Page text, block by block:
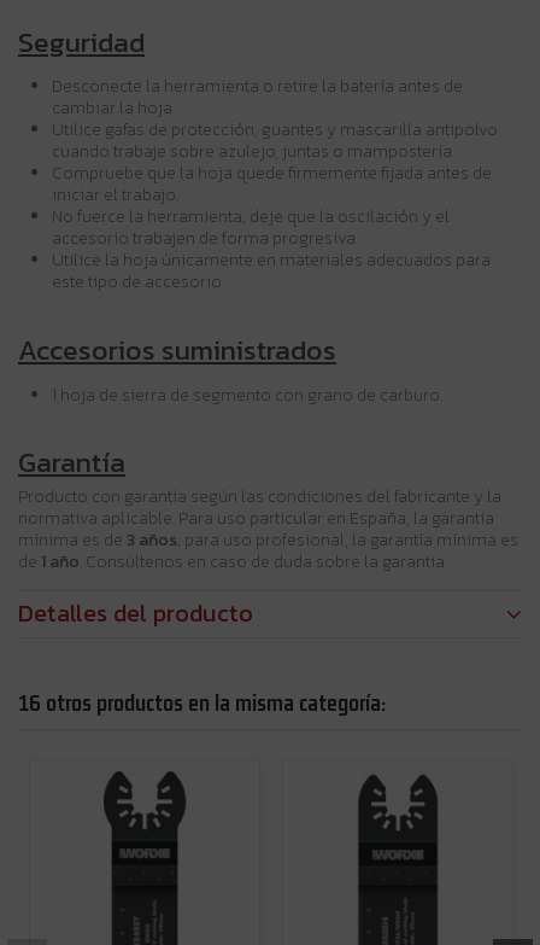
Seguridad
Desconecte la herramienta o retire la batería antes de
cambiar la hoja.
Utilice gafas de protección, guantes y mascarilla antipolvo
cuando trabaje sobre azulejo, juntas o mampostería.
Compruebe que la hoja quede firmemente fijada antes de
iniciar el trabajo.
No fuerce la herramienta; deje que la oscilación y el
accesorio trabajen de forma progresiva.
Utilice la hoja únicamente en materiales adecuados para
este tipo de accesorio.
Accesorios suministrados
1 hoja de sierra de segmento con grano de carburo.
Garantía
Producto con garantía según las condiciones del fabricante y la
normativa aplicable. Para uso particular en España, la garantía
mínima es de 3 años; para uso profesional, la garantía mínima es
de 1 año . Consúltenos en caso de duda sobre la garantía.
Detalles del producto
16 otros productos en la misma categoría: